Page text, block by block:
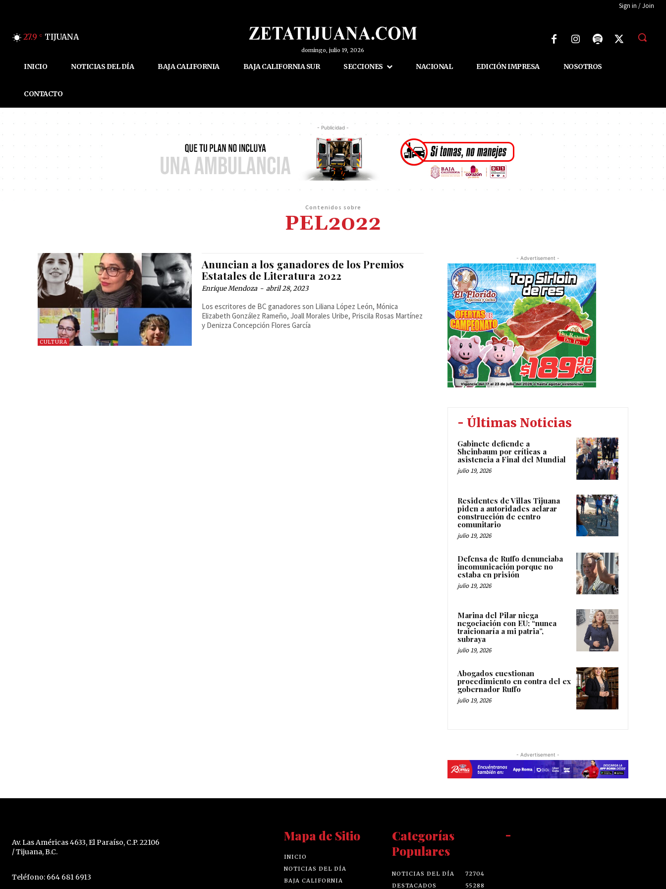
Sign in / Join
27.9 C TIJUANA
domingo, julio 19, 2026
INICIO NOTICIAS DEL DÍA BAJA CALIFORNIA BAJA CALIFORNIA SUR SECCIONES NACIONAL EDICIÓN IMPRESA NOSOTROS
CONTACTO
- Publicidad -
Contenidos sobre
PEL2022
CULTURA
Anuncian a los ganadores de los Premios
Estatales de Literatura 2022
Enrique Mendoza - abril 28, 2023
Los escritores de BC ganadores son Liliana López León, Mónica
Elizabeth González Rameño, Joall Morales Uribe, Priscila Rosas Martínez
y Denizza Concepción Flores García
- Advertisement -
- Últimas Noticias
Gabinete defiende a
Sheinbaum por críticas a
asistencia a Final del Mundial
julio 19, 2026
Residentes de Villas Tijuana
piden a autoridades aclarar
construcción de centro
comunitario
julio 19, 2026
Defensa de Ruffo denunciaba
incomunicación porque no
estaba en prisión
julio 19, 2026
Marina del Pilar niega
negociación con EU; “nunca
traicionaría a mi patria”,
subraya
julio 19, 2026
Abogados cuestionan
procedimiento en contra del ex
gobernador Ruffo
julio 19, 2026
- Advertisement -
Av. Las Américas 4633, El Paraíso, C.P. 22106
/ Tijuana, B.C.
Teléfono: 664 681 6913
Mapa de Sitio
INICIO
NOTICIAS DEL DÍA
BAJA CALIFORNIA
Categorías
Populares
NOTICIAS DEL DÍA
72704
DESTACADOS
55288
-